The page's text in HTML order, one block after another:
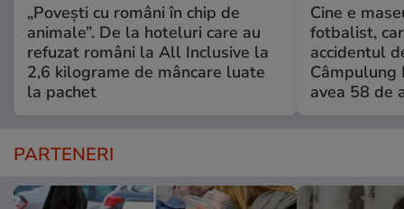
„Povești cu români în chip de
animale”. De la hoteluri care au
refuzat români la All Inclusive la
2,6 kilograme de mâncare luate
la pachet
Cine e
fotbalist,
accidentul
Câmpulung
avea 58 de
PARTENERI